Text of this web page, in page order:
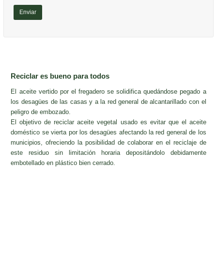
Reciclar es bueno para todos
El aceite vertido por el fregadero se solidifica quedándose pegado a
los desagües de las casas y a la red general de alcantarillado con el
peligro de embozado.
El objetivo de reciclar aceite vegetal usado es evitar que el aceite
doméstico se vierta por los desagües afectando la red general de los
municipios, ofreciendo la posibilidad de colaborar en el reciclaje de
este residuo sin limitación horaria depositándolo debidamente
embotellado en plástico bien cerrado.